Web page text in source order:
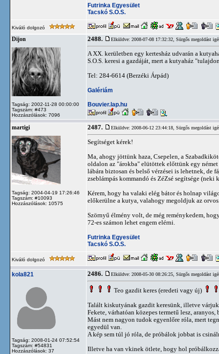
Futrinka Egyesület
Tacskó S.O.S.
Kiváló dolgozó
Dijon
Tagság: 2002-11-28 00:00:00
Tagszám: #473
Hozzászólások: 7096
2488. Elküldve: 2008-07-08 17:32:32, Sürgős megoldást
A XX. kerületben egy kertesház udvarán a
S.O.S. keresi a gazdáját, mert a kutyaház
Tel: 284-6614 (Berzéki Árpád)
Galériám
Bouvier.lap.hu
martigi
Tagság: 2004-04-19 17:26:46
Tagszám: #10093
Hozzászólások: 10575
2487. Elküldve: 2008-06-12 23:44:18, Sürgős megoldást
Segítséget kérek!
Ma, ahogy jöttünk haza, Csepelen, a
oldalon az "árokba" elütöttek előttünk egy német
lábára biztosan és belső vérzései is lehetnek, de
zseblámpás kommandó és ZéZsé segítsége
Kérem, hogy ha valaki elég bátor és holnap
előkerülne a kutya, valahogy megoldjuk az
Szörnyű élmény volt, de még reménykedem,
72-es számon lehet engem elérni.
Futrinka Egyesület
Tacskó S.O.S.
Kiváló dolgozó
kola821
Tagság: 2008-01-24 07:52:54
Tagszám: #54831
Hozzászólások: 37
2486. Elküldve: 2008-05-30 08:26:25, Sürgős megoldást
Teo gazdit keres (eredeti vagy új)
Talált kiskutyának gazdit keresünk, illetve
Fekete, várhatóan közepes termetű lesz,
Mást nem nagyon tudok egyenlőre róla, mert
egyedül van.
A kép sem túl jó róla, de próbálok jobbat is
Illetve ha van vkinek ötlete, hogy hol